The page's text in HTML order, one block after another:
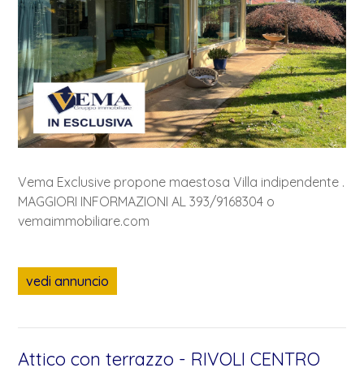
Vema Exclusive propone maestosa Villa indipendente .
MAGGIORI INFORMAZIONI AL 393/9168304 o
vemaimmobiliare.com
vedi annuncio
Attico con terrazzo - RIVOLI CENTRO